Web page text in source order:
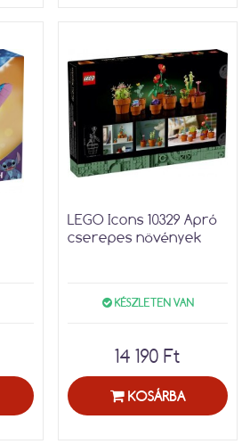
LEGO Icons 10329 Apró
cserepes növények
KÉSZLETEN VAN
14 190 Ft
KOSÁRBA